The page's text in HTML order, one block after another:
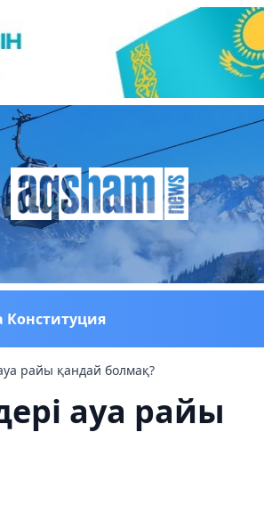
райы қандай болмақ?
ауа райы